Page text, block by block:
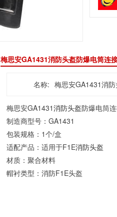
梅思安GA1431消防头盔防爆电筒连
名称: 梅思安GA1431消
梅思安GA1431消防头盔防爆电筒
制造商型号：GA1431
包装规格：1个/盒
适配产品：适用于F1E消防头盔
材质：聚合材料
帽衬类型：消防F1E头盔